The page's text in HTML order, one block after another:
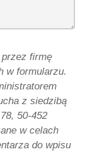
firmę
w formularzu.
z siedzibą
50-452
w celach
do wpisu